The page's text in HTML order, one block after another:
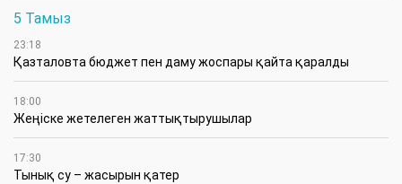
5 Тамыз
23:18
Қазталовта бюджет пен даму жоспары қайта қаралды
18:00
Жеңіске жетелеген жаттықтырушылар
17:30
Тынық су – жасырын қатер